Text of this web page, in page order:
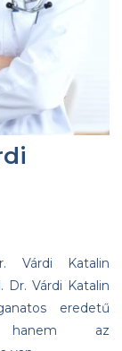
Várdi Katalin
Dr. Várdi Katalin
eredetű
hanem az